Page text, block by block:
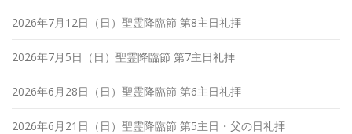
2026年7月12日（日）聖霊降臨節 第8主日礼拝
2026年7月5日（日）聖霊降臨節 第7主日礼拝
2026年6月28日（日）聖霊降臨節 第6主日礼拝
2026年6月21日（日）聖霊降臨節 第5主日・父の日礼拝